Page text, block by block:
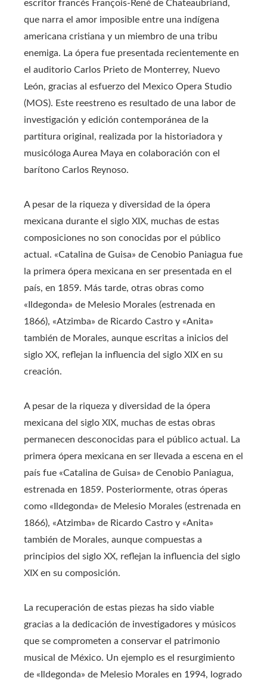
escritor francés François-René de Chateaubriand,
que narra el amor imposible entre una indígena
americana cristiana y un miembro de una tribu
enemiga. La ópera fue presentada recientemente en
el auditorio Carlos Prieto de Monterrey, Nuevo
León, gracias al esfuerzo del Mexico Opera Studio
(MOS). Este reestreno es resultado de una labor de
investigación y edición contemporánea de la
partitura original, realizada por la historiadora y
musicóloga Aurea Maya en colaboración con el
barítono Carlos Reynoso.​
A pesar de la riqueza y diversidad de la ópera
mexicana durante el siglo XIX, muchas de estas
composiciones no son conocidas por el público
actual. «Catalina de Guisa» de Cenobio Paniagua fue
la primera ópera mexicana en ser presentada en el
país, en 1859. Más tarde, otras obras como
«Ildegonda» de Melesio Morales (estrenada en
1866), «Atzimba» de Ricardo Castro y «Anita»
también de Morales, aunque escritas a inicios del
siglo XX, reflejan la influencia del siglo XIX en su
creación.
A pesar de la riqueza y diversidad de la ópera
mexicana del siglo XIX, muchas de estas obras
permanecen desconocidas para el público actual. La
primera ópera mexicana en ser llevada a escena en el
país fue «Catalina de Guisa» de Cenobio Paniagua,
estrenada en 1859. Posteriormente, otras óperas
como «Ildegonda» de Melesio Morales (estrenada en
1866), «Atzimba» de Ricardo Castro y «Anita»
también de Morales, aunque compuestas a
principios del siglo XX, reflejan la influencia del siglo
XIX en su composición.
La recuperación de estas piezas ha sido viable
gracias a la dedicación de investigadores y músicos
que se comprometen a conservar el patrimonio
musical de México. Un ejemplo es el resurgimiento
de «Ildegonda» de Melesio Morales en 1994, logrado